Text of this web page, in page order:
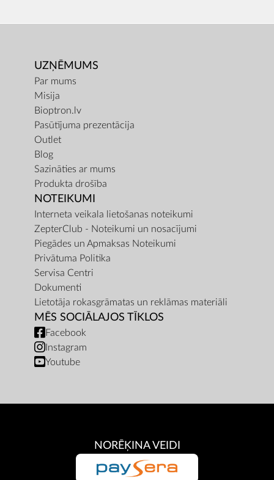
UZŅĒMUMS
Par mums
Misija
Bioptron.lv
Pasūtījuma prezentācija
Outlet
Blog
Sazināties ar mums
Produkta drošība
NOTEIKUMI
Interneta veikala lietošanas noteikumi
ZepterClub - Noteikumi un nosacījumi
Piegādes un Apmaksas Noteikumi
Privātuma Politika
Servisa Centri
Dokumenti
Lietotāja rokasgrāmatas un reklāmas materiāli
MĒS SOCIĀLAJOS TĪKLOS
Facebook
Instagram
Youtube
NORĒĶINA VEIDI